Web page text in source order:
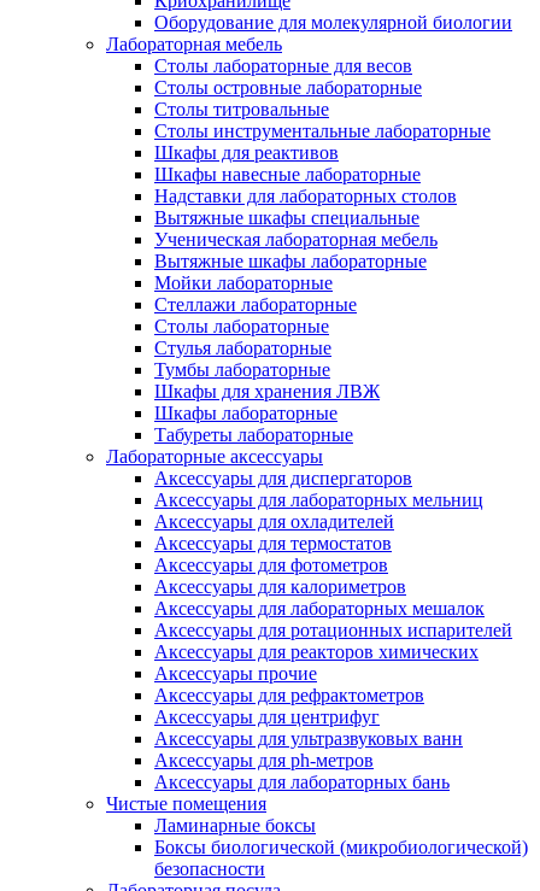
Оборудование для молекулярной биологии
Лабораторная мебель
Столы лабораторные для весов
Столы островные лабораторные
Столы титровальные
Столы инструментальные лабораторные
Шкафы для реактивов
Шкафы навесные лабораторные
Надставки для лабораторных столов
Вытяжные шкафы специальные
Ученическая лабораторная мебель
Вытяжные шкафы лабораторные
Мойки лабораторные
Стеллажи лабораторные
Столы лабораторные
Стулья лабораторные
Тумбы лабораторные
Шкафы для хранения ЛВЖ
Шкафы лабораторные
Табуреты лабораторные
Лабораторные аксессуары
Аксессуары для диспергаторов
Аксессуары для лабораторных мельниц
Аксессуары для охладителей
Аксессуары для термостатов
Аксессуары для фотометров
Аксессуары для калориметров
Аксессуары для лабораторных мешалок
Аксессуары для ротационных испарителей
Аксессуары для реакторов химических
Аксессуары прочие
Аксессуары для рефрактометров
Аксессуары для центрифуг
Аксессуары для ультразвуковых ванн
Аксессуары для ph-метров
Аксессуары для лабораторных бань
Чистые помещения
Ламинарные боксы
Боксы биологической (микробиологической)
безопасности